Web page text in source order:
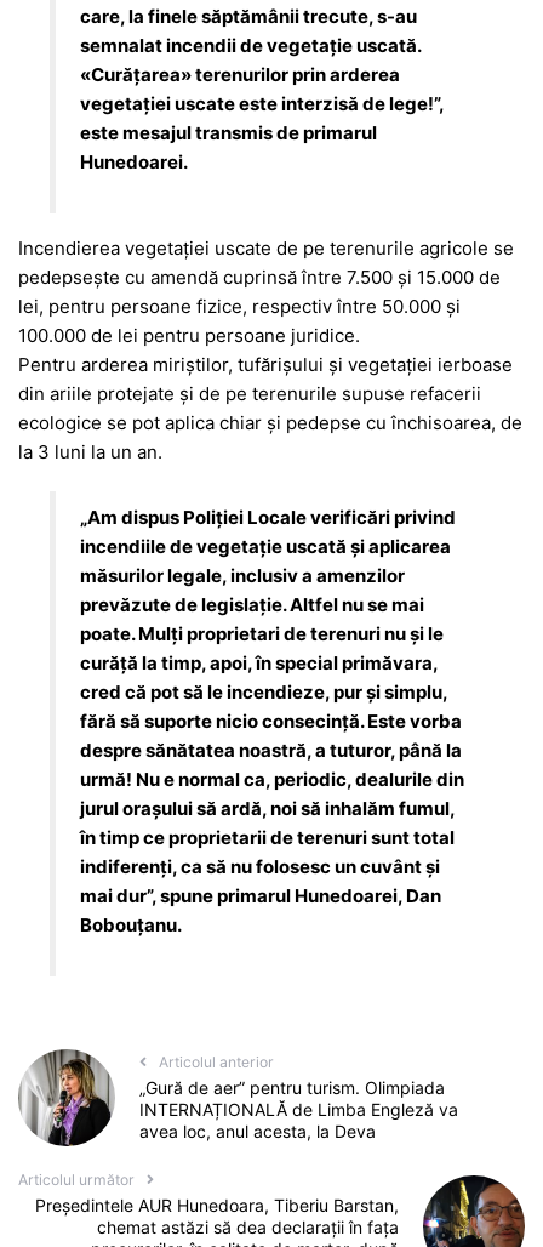
care, la finele săptămânii trecute, s-au
semnalat incendii de vegetaţie uscată.
«Curăţarea» terenurilor prin arderea
vegetaţiei uscate este interzisă de lege!”,
este mesajul transmis de primarul
Hunedoarei.
Incendierea vegetaţiei uscate de pe terenurile agricole se
pedepseşte cu amendă cuprinsă între 7.500 şi 15.000 de
lei, pentru persoane fizice, respectiv între 50.000 şi
100.000 de lei pentru persoane juridice.
Pentru arderea miriştilor, tufărişului şi vegetaţiei ierboase
din ariile protejate şi de pe terenurile supuse refacerii
ecologice se pot aplica chiar şi pedepse cu închisoarea, de
la 3 luni la un an.
„Am dispus Poliţiei Locale verificări privind
incendiile de vegetaţie uscată şi aplicarea
măsurilor legale, inclusiv a amenzilor
prevăzute de legislaţie. Altfel nu se mai
poate. Mulţi proprietari de terenuri nu şi le
curăţă la timp, apoi, în special primăvara,
cred că pot să le incendieze, pur şi simplu,
fără să suporte nicio consecinţă. Este vorba
despre sănătatea noastră, a tuturor, până la
urmă! Nu e normal ca, periodic, dealurile din
jurul oraşului să ardă, noi să inhalăm fumul,
în timp ce proprietarii de terenuri sunt total
indiferenţi, ca să nu folosesc un cuvânt şi
mai dur”, spune primarul Hunedoarei, Dan
Bobouțanu.
Articolul anterior
„Gură de aer” pentru turism. Olimpiada
INTERNAȚIONALĂ de Limba Engleză va
avea loc, anul acesta, la Deva
Articolul următor
Președintele AUR Hunedoara, Tiberiu Barstan,
chemat astăzi să dea declarații în fața